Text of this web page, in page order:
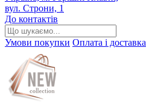
вул. Строни, 1
До контактів
Умови покупки Оплата і доставка